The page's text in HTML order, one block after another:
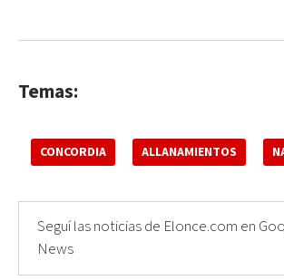
Temas:
CONCORDIA ALLANAMIENTOS
Seguí las noticias de Elonce.com en
News